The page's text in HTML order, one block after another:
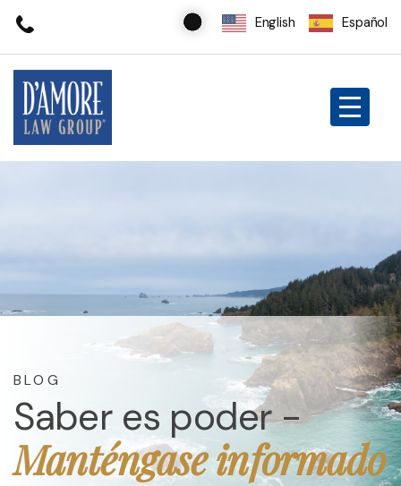
English Español
Saber es poder -
Manténgase informado
BLOG